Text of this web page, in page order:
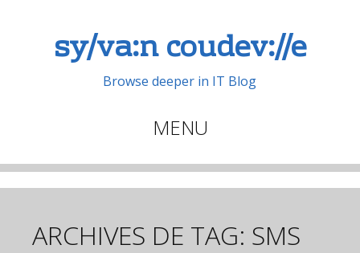
sy/va:n coudev://e
Browse deeper in IT Blog
MENU
Aller
ARCHIVES DE TAG: SMS